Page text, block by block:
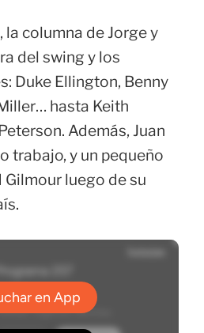
la columna de Jorge y
del swing y los
Duke Ellington, Benny
hasta Keith
Además, Juan
trabajo, y un pequeño
luego de su